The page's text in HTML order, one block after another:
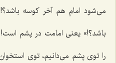
می‌شود امام هم آخر کوسه
باشد؟!» یعنی امامت در پشم است!
را توی پشم می‌دانیم، توی